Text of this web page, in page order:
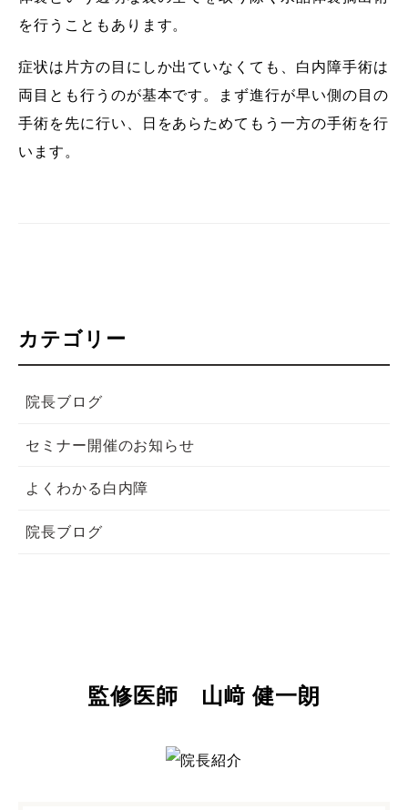
を行うこともあります。
症状は片方の目にしか出ていなくても、白内障手術は
両目とも行うのが基本です。まず進行が早い側の目の
手術を先に行い、日をあらためてもう一方の手術を行
います。
カテゴリー
院長ブログ
セミナー開催のお知らせ
よくわかる白内障
院長ブログ
監修医師 山﨑 健一朗